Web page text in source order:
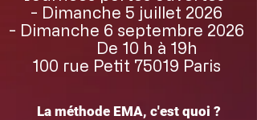
- Dimanche 5 juillet 2026
- Dimanche 6 septembre 2026
De 10 h à 19h
100 rue Petit 75019 Paris
La méthode EMA, c'est quoi ?